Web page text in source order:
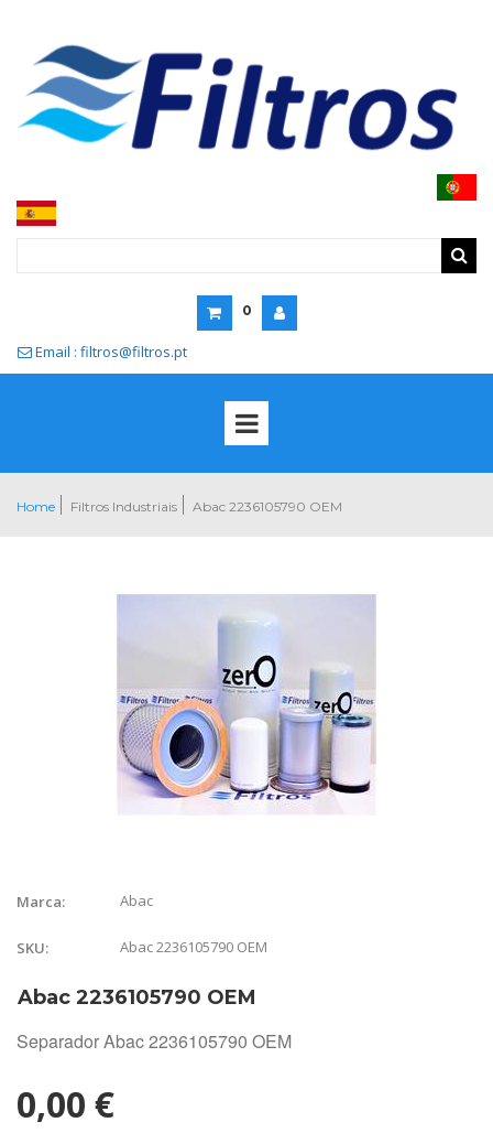
0
 Email : filtros@filtros.pt
Home Filtros Industriais Abac 2236105790 OEM
Marca: Abac
SKU: Abac 2236105790 OEM
Abac 2236105790 OEM
Separador Abac 2236105790 OEM
0,00 €